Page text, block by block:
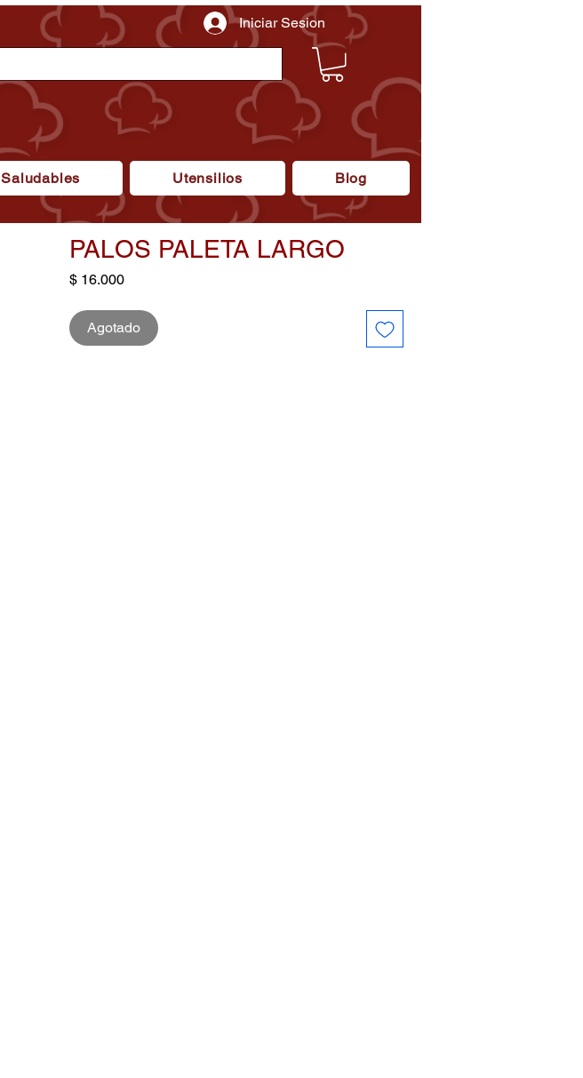
Saludables Utensilios Blog
Iniciar Sesion
PALOS PALETA LARGO
$ 16.000Precio
Agotado